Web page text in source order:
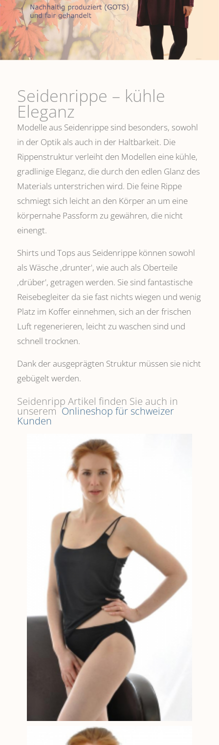
Seidenrippe­ – kühle
Eleganz
Modelle aus Seidenrippe sind besonders, sowohl
in der Optik als auch in der Haltbarkeit. Die
Rippenstruktur verleiht den Modellen eine kühle,
gradlinige Eleganz, die durch den edlen Glanz des
Materials unterstrichen wird. Die feine Rippe
schmiegt sich leicht an den Körper an um eine
körpernahe Passform zu gewähren, die nicht
einengt.
Shirts und Tops aus Seidenrippe können sowohl
als Wäsche ,drunter', wie auch als Oberteile
‚drüber', getragen werden. Sie sind fantastische
Reisebegleiter da sie fast nichts wiegen und wenig
Platz im Koffer einnehmen, sich an der frischen
Luft regenerieren, leicht zu waschen sind und
schnell trocknen.
Dank der ausgeprägten Struktur müssen sie nicht
gebügelt werden.
Seidenripp Artikel finden Sie auch in
unserem Onlineshop für schweizer
Kunden